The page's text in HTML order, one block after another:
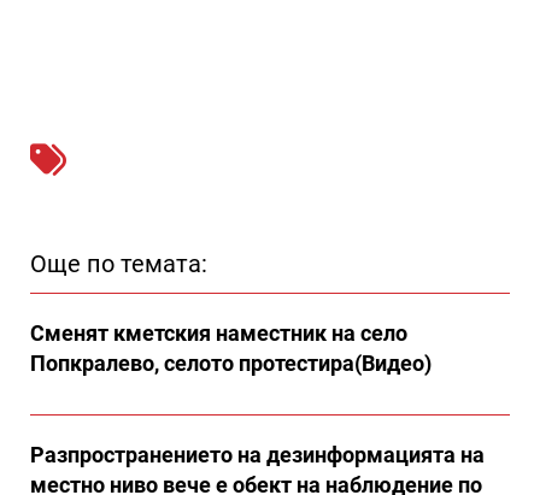
Още по темата:
Сменят кметския наместник на село
Попкралево, селото протестира(Видео)
Разпространението на дезинформацията на
местно ниво вече е обект на наблюдение по